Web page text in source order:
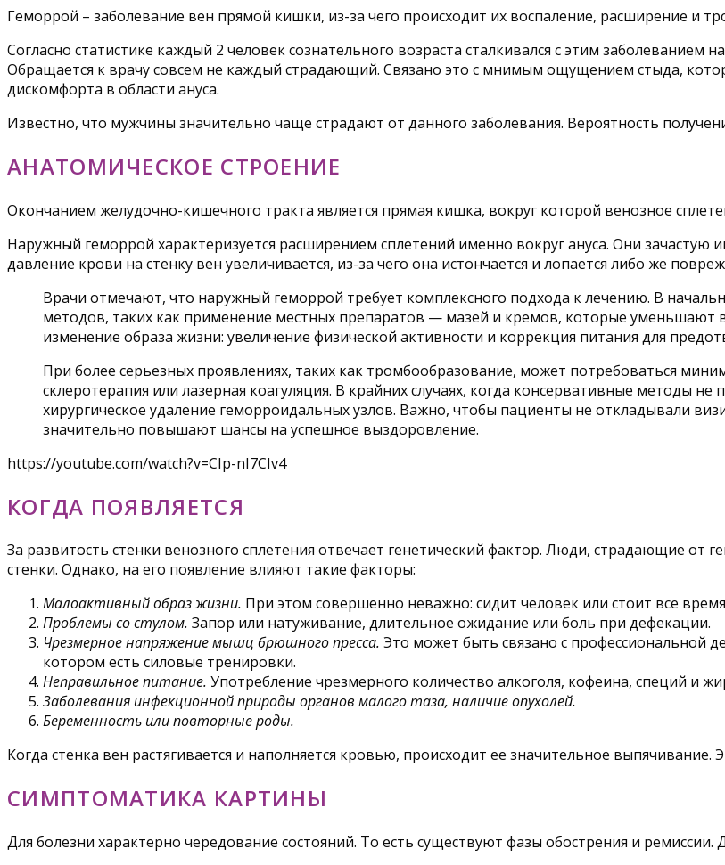
Геморрой – заболевание вен прямой кишки, из-за чего происходит их воспаление, расширение и
Согласно статистике каждый 2 человек сознательного возраста сталкивался с этим
Обращается к врачу совсем не каждый страдающий. Связано это с мнимым ощущением стыда,
дискомфорта в области ануса.
Известно, что мужчины значительно чаще страдают от данного заболевания. Вероятность
АНАТОМИЧЕСКОЕ СТРОЕНИЕ
Окончанием желудочно-кишечного тракта является прямая кишка, вокруг которой венозное
Наружный геморрой характеризуется расширением сплетений именно вокруг ануса. Они
давление крови на стенку вен увеличивается, из-за чего она истончается и лопается либо же
Врачи отмечают, что наружный геморрой требует комплексного подхода к лечению. В
методов, таких как применение местных препаратов — мазей и кремов, которые уменьшают
изменение образа жизни: увеличение физической активности и коррекция питания для
При более серьезных проявлениях, таких как тромбообразование, может потребоваться
склеротерапия или лазерная коагуляция. В крайних случаях, когда консервативные методы
хирургическое удаление геморроидальных узлов. Важно, чтобы пациенты не откладывали
значительно повышают шансы на успешное выздоровление.
https://youtube.com/watch?v=CIp-nI7CIv4
КОГДА ПОЯВЛЯЕТСЯ
За развитость стенки венозного сплетения отвечает генетический фактор. Люди, страдающие от
стенки. Однако, на его появление влияют такие факторы:
Малоактивный образ жизни. При этом совершенно неважно: сидит человек или стоит все
Проблемы со стулом. Запор или натуживание, длительное ожидание или боль при дефекации.
Чрезмерное напряжение мышц брюшного пресса. Это может быть связано с профессиональной
котором есть силовые тренировки.
Неправильное питание. Употребление чрезмерного количество алкоголя, кофеина, специй и
Заболевания инфекционной природы органов малого таза, наличие опухолей.
Беременность или повторные роды.
Когда стенка вен растягивается и наполняется кровью, происходит ее значительное
СИМПТОМАТИКА КАРТИНЫ
Для болезни характерно чередование состояний. То есть существуют фазы обострения и ремиссии.